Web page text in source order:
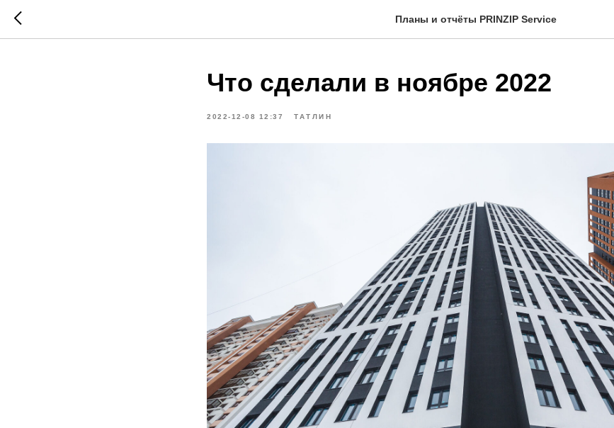
Планы и отчёты PRINZIP Service
Что сделали в ноябре 2022
2022-12-08 12:37 ТАТЛИН